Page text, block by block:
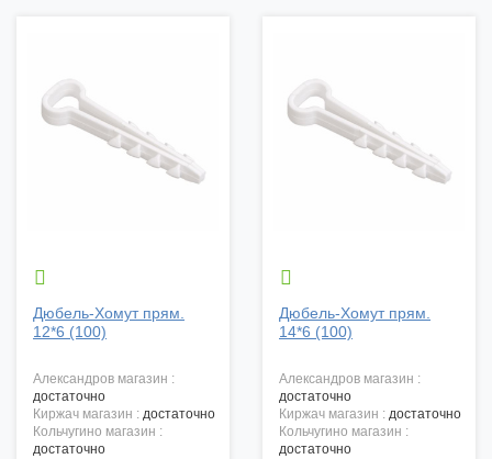

Дюбель-Хомут прям.
12*6 (100)
александров магазин :
достаточно
киржач магазин : достаточно
кольчугино магазин :
достаточно

Дюбель-Хомут прям.
14*6 (100)
александров магазин :
достаточно
киржач магазин : достаточно
кольчугино магазин :
достаточно